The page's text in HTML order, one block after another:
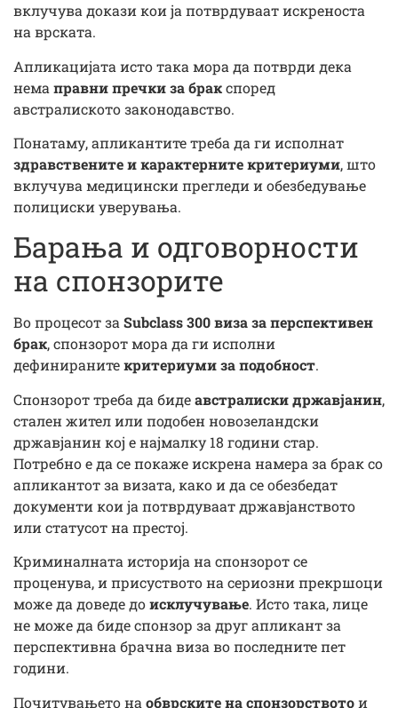
вклучува докази кои ја потврдуваат искреноста
на врската.
Апликацијата исто така мора да потврди дека
нема правни пречки за бракспоред
австралиското законодавство.
Понатаму, апликантите треба да ги исполнат
здравствените и карактерните критериуми, што
вклучува медицински прегледи и обезбедување
полициски уверувања.
Барања и одговорности
на спонзорите
Во процесот заSubclass 300 виза за перспективен
брак, спонзорот мора да ги исполни
дефиниранитекритериуми за подобност.
Спонзорот треба да бидеавстралиски државјанин,
стален жител или подобен новозеландски
државјанин кој е најмалку 18 години стар.
Потребно е да се покаже искрена намера за брак со
апликантот за визата, како и да се обезбедат
документи кои ја потврдуваат државјанството
или статусот на престој.
Криминалната историја на спонзорот се
проценува, и присуството на сериозни прекршоци
може да доведе доисклучување. Исто така, лице
не може да биде спонзор за друг апликант за
перспективна брачна виза во последните пет
години.
Почитувањето на обврските на спонзорствотои